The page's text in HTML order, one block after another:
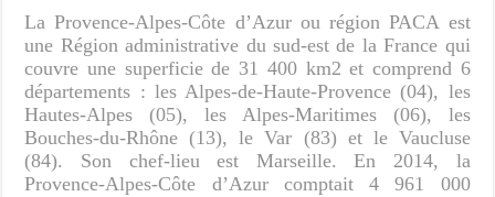
La Provence-Alpes-Côte d’Azur ou région PACA est
une Région administrative du sud-est de la France qui
couvre une superficie de 31 400 km2 et comprend 6
départements : les Alpes-de-Haute-Provence (04), les
Hautes-Alpes (05), les Alpes-Maritimes (06), les
Bouches-du-Rhône (13), le Var (83) et le Vaucluse
(84). Son chef-lieu est Marseille. En 2014, la
Provence-Alpes-Côte d’Azur comptait 4 961 000